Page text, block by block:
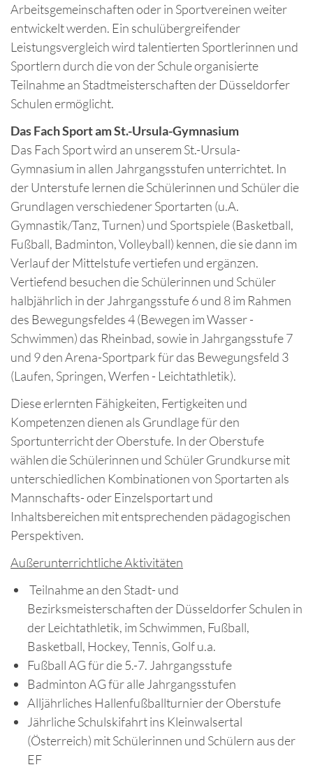
Arbeitsgemeinschaften oder in Sportvereinen weiter
entwickelt werden. Ein schulübergreifender
Leistungsvergleich wird talentierten Sportlerinnen und
Sportlern durch die von der Schule organisierte
Teilnahme an Stadtmeisterschaften der Düsseldorfer
Schulen ermöglicht.
Das Fach Sport am St.-Ursula-Gymnasium
Das Fach Sport wird an unserem St.-Ursula-
Gymnasium in allen Jahrgangsstufen unterrichtet. In
der Unterstufe lernen die Schülerinnen und Schüler die
Grundlagen verschiedener Sportarten (u.A.
Gymnastik/Tanz, Turnen) und Sportspiele (Basketball,
Fußball, Badminton, Volleyball) kennen, die sie dann im
Verlauf der Mittelstufe vertiefen und ergänzen.
Vertiefend besuchen die Schülerinnen und Schüler
halbjährlich in der Jahrgangsstufe 6 und 8 im Rahmen
des Bewegungsfeldes 4 (Bewegen im Wasser -
Schwimmen) das Rheinbad, sowie in Jahrgangsstufe 7
und 9 den Arena-Sportpark für das Bewegungsfeld 3
(Laufen, Springen, Werfen - Leichtathletik).
Diese erlernten Fähigkeiten, Fertigkeiten und
Kompetenzen dienen als Grundlage für den
Sportunterricht der Oberstufe. In der Oberstufe
wählen die Schülerinnen und Schüler Grundkurse mit
unterschiedlichen Kombinationen von Sportarten als
Mannschafts- oder Einzelsportart und
Inhaltsbereichen mit entsprechenden pädagogischen
Perspektiven.
Außerunterrichtliche Aktivitäten
Teilnahme an den Stadt- und
Bezirksmeisterschaften der Düsseldorfer Schulen in
der Leichtathletik, im Schwimmen, Fußball,
Basketball, Hockey, Tennis, Golf u.a.
Fußball AG für die 5.-7. Jahrgangsstufe
Badminton AG für alle Jahrgangsstufen
Alljährliches Hallenfußballturnier der Oberstufe
Jährliche Schulskifahrt ins Kleinwalsertal
(Österreich) mit Schülerinnen und Schülern aus der
EF